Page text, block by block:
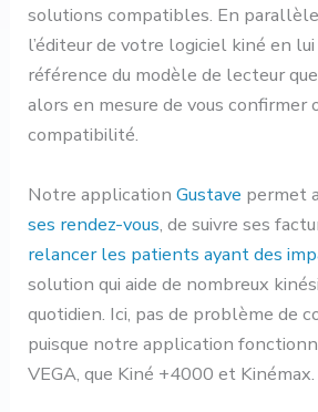
solutions compatibles. En
l’éditeur de votre logiciel kiné en
référence du modèle de lecteur
alors en mesure de vous confirmer
compatibilité.
Notre applicationGustave permet
ses rendez-vous, de suivre ses
relancer les patients ayant des
solution qui aide de nombreux
quotidien. Ici, pas de problème de
puisque notre application
VEGA, que Kiné +4000 et Kinémax.